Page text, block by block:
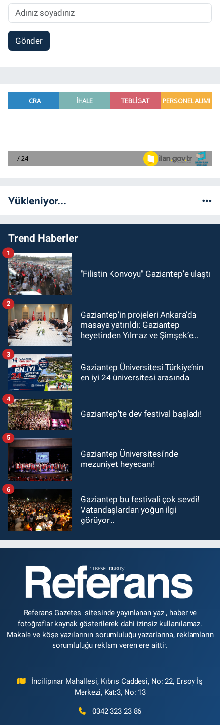
Gönder
Yükleniyor...
Trend Haberler
"Filistin Konvoyu" Gaziantep'e ulaştı
1
Gaziantep’in projeleri Ankara’da
masaya yatırıldı: Gaziantep
heyetinden Yılmaz ve Şimşek’e
2
Gaziantep Üniversitesi Türkiye’nin
en iyi 24 üniversitesi arasında
3
Gaziantep'te dev festival başladı!
4
Gaziantep Üniversitesi'nde
mezuniyet heyecanı!
5
Gaziantep bu festivali çok sevdi!
Vatandaşlardan yoğun ilgi
görüyor…
6
Referans Gazetesi sitesinde yayınlanan yazı, haber ve
fotoğraflar kaynak gösterilerek dahi izinsiz kullanılamaz.
Makale ve köşe yazılarının sorumluluğu yazarlarına, reklamların
sorumluluğu reklam verenlere aittir.
İncilipınar Mahallesi, Kıbrıs Caddesi, No: 22, Ersoy İş
Merkezi, Kat:3, No: 13
0342 323 23 86